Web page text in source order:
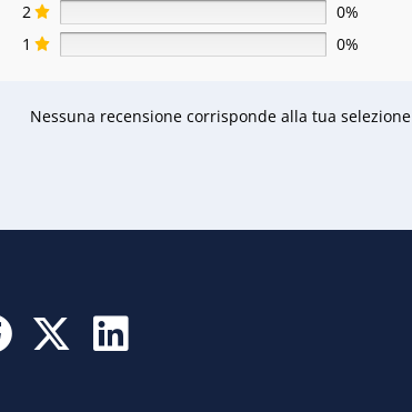
2
0%
1
0%
Nessuna recensione corrisponde alla tua selezione